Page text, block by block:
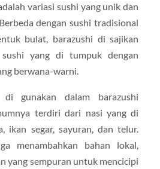
variasi sushi yang unik dan
dengan sushi tradisional
bulat, barazushi di sajikan
yang di tumpuk dengan
berwana-warni.
di gunakan dalam barazushi
terdiri dari nasi yang di
ikan segar, sayuran, dan telur.
menambahkan bahan lokal,
yang sempuran untuk mencicipi